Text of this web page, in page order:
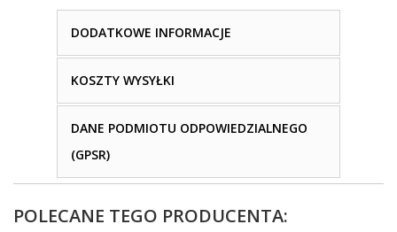
DODATKOWE INFORMACJE
KOSZTY WYSYŁKI
DANE PODMIOTU ODPOWIEDZIALNEGO
(GPSR)
POLECANE TEGO PRODUCENTA: